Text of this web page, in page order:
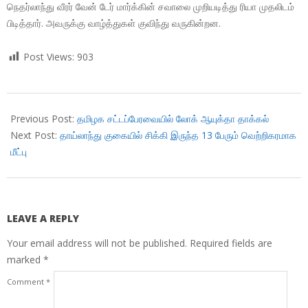
நெதர்லாந்து வீரர் வேன் டேர் மார்க்கின் சவாலை முறியடித்து ரியா முதலிடம்
பிடித்தார். அவருக்கு வாழ்த்துகள் குவிந்து வருகின்றன.
Post Views: 903
07-
09
Previous Post: தமிழக சட்டப்பேரவையில் லோக் ஆயுக்தா தாக்கல்
Next Post: தாய்லாந்து குகையில் சிக்கி இருந்த 13 பேரும் வெற்றிகரமாக
மீட்பு
LEAVE A REPLY
Your email address will not be published. Required fields are
marked *
Comment *